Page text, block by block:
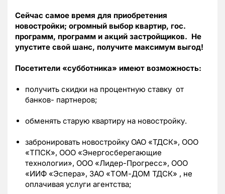
Сейчас самое время для приобретения
новостройки; огромный выбор квартир, гос.
программ, программ и акций застройщиков. Не
упустите свой шанс, получите максимум выгод!
Посетители «субботника» имеют возможность:
получить скидки на процентную ставку от
банков- партнеров;
обменять старую квартиру на новостройку.
забронировать новостройку ОАО «ТДСК», ООО
«ТПСК», ООО «Энергосберегающие
технологии», ООО «Лидер-Прогресс», ООО
«ИИФ «Эспера», ЗАО «ТОМ-ДОМ ТДСК» , не
оплачивая услуги агентства;